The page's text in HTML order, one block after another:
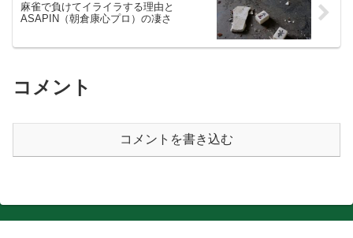
麻雀で負けてイライラする理由と
ASAPIN（朝倉康心プロ）の凄さ
コメント
コメントを書き込む